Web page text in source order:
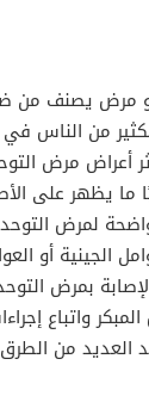
مرض يصنف من
من الناس
أعراض مرض
ما يظهر على
لمرض التوحد
أو
بمرض
واتباع
من الطرق